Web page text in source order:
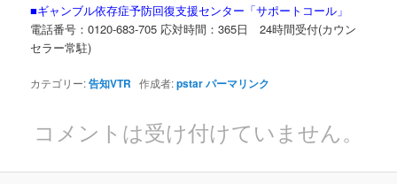
■ギャンブル依存症予防回復支援センター「サポートコール」
電話番号：0120-683-705 応対時間：365日24時間受付(カウン
セラー常駐)
カテゴリー:告知VTR 作成者:pstarパーマリンク
コメントは受け付けていません。